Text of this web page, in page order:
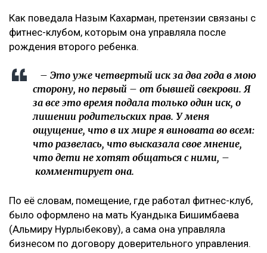
Как поведала Назым Кахарман, претензии связаны с
фитнес-клубом, которым она управляла после
рождения второго ребенка.
– Это уже четвертый иск за два года в мою
сторону, но первый – от бывшей свекрови. Я
за все это время подала только один иск, о
лишении родительских прав. У меня
ощущение, что в их мире я виновата во всем:
что развелась, что высказала свое мнение,
что дети не хотят общаться с ними, –
комментирует она.
По её словам, помещение, где работал фитнес-клуб,
было оформлено на мать Куандыка Бишимбаева
(Альмиру Нурлыбекову), а сама она управляла
бизнесом по договору доверительного управления.